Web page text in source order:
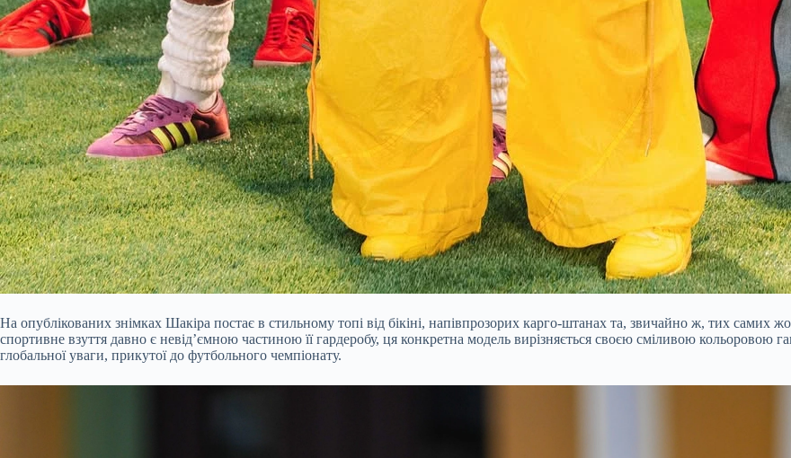
На опублікованих знімках Шакіра постає в стильному топі від бікіні, напівпрозорих карго-штанах та, звичайно ж, тих самих
спортивне взуття давно є невід’ємною частиною її гардеробу, ця конкретна модель вирізняється своєю сміливою кольоровою
глобальної уваги, прикутої до футбольного чемпіонату.